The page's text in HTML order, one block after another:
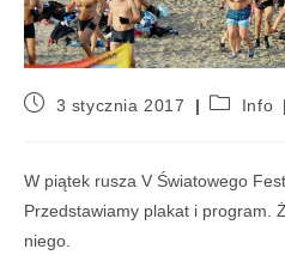
3 stycznia 2017 Info
W piątek rusza V Światowego
Przedstawiamy plakat i program.
niego.